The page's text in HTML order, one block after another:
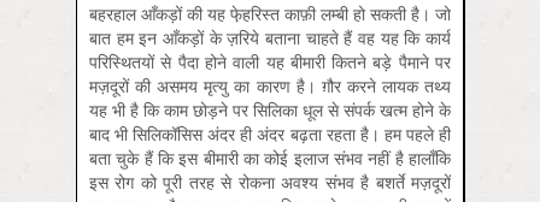
बहरहाल आँकड़ों की यह फे़हरिस्त काफ़ी लम्बी हो सकती है। जो
बात हम इन आँकड़ों के ज़रिये बताना चाहते हैं वह यह कि कार्य
परिस्थितयों से पैदा होने वाली यह बीमारी कितने बड़े पैमाने पर
मज़दूरों की असमय मृत्यु का कारण है। ग़ौर करने लायक तथ्य
यह भी है कि काम छोड़ने पर सिलिका धूल से संपर्क खत्म होने के
बाद भी सिलिकॉसिस अंदर ही अंदर बढ़ता रहता है। हम पहले ही
बता चुके हैं कि इस बीमारी का कोई इलाज संभव नहीं है हालाँकि
इस रोग को पूरी तरह से रोकना अवश्य संभव है बशर्ते मज़दूरों